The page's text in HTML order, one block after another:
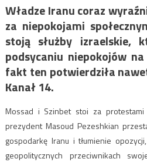
Władze Iranu coraz
za niepokojami
stoją służby izraelskie,
podsycaniu niepokojów
fakt ten potwierdziła
Kanał 14.
Mossad i Szinbet stoi za
prezydent Masoud Pezeshkian
gospodarkę Iranu i tłumienie
geopolitycznych przeciwnikach